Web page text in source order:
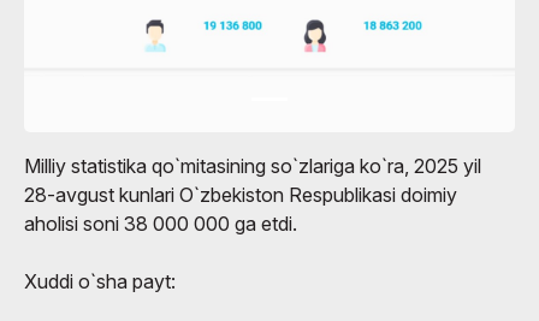
Milliy statistika qo`mitasining so`zlariga ko`ra, 2025 yil
28-avgust kunlari O`zbekiston Respublikasi doimiy
aholisi soni 38 000 000 ga etdi.
Xuddi o`sha payt: